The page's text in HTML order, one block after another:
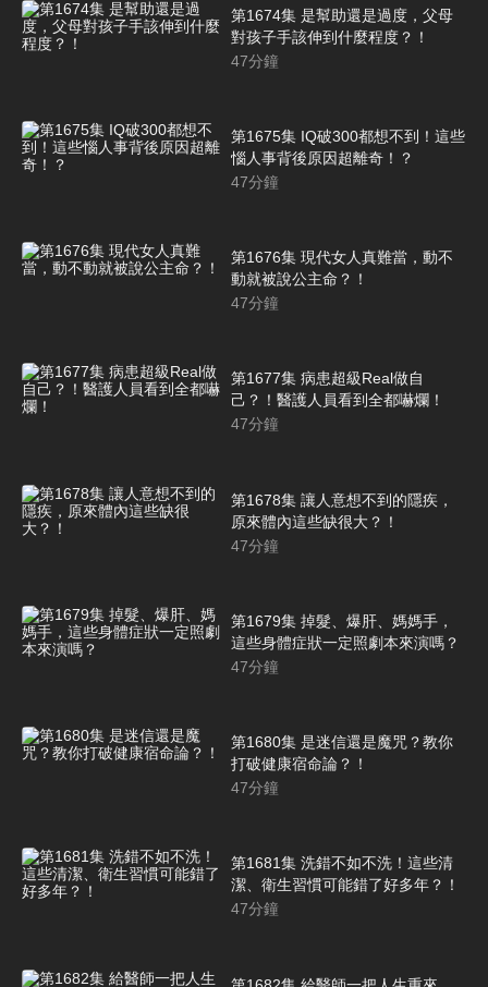
第1674集 是幫助還是過度，父母
對孩子手該伸到什麼程度？！
47分鐘
第1675集 IQ破300都想不到！這些
惱人事背後原因超離奇！？
47分鐘
第1676集 現代女人真難當，動不
動就被說公主命？！
47分鐘
第1677集 病患超級Real做自
己？！醫護人員看到全都嚇爛！
47分鐘
第1678集 讓人意想不到的隱疾，
原來體內這些缺很大？！
47分鐘
第1679集 掉髮、爆肝、媽媽手，
這些身體症狀一定照劇本來演嗎？
47分鐘
第1680集 是迷信還是魔咒？教你
打破健康宿命論？！
47分鐘
第1681集 洗錯不如不洗！這些清
潔、衛生習慣可能錯了好多年？！
47分鐘